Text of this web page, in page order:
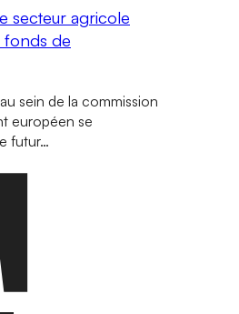
secteur agricole
fonds de
sein de la commission
européen se
futur…